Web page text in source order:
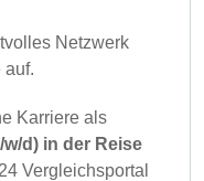
Netzwerk
auf.
Karriere als
d) in der Reise
Vergleichsportal